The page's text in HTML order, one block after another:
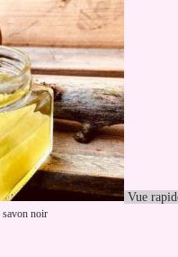
Vue
savon noir